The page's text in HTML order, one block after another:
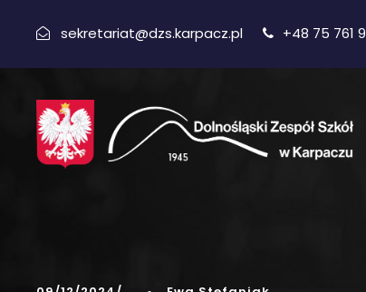
sekretariat@dzs.karpacz.pl +48 75 761